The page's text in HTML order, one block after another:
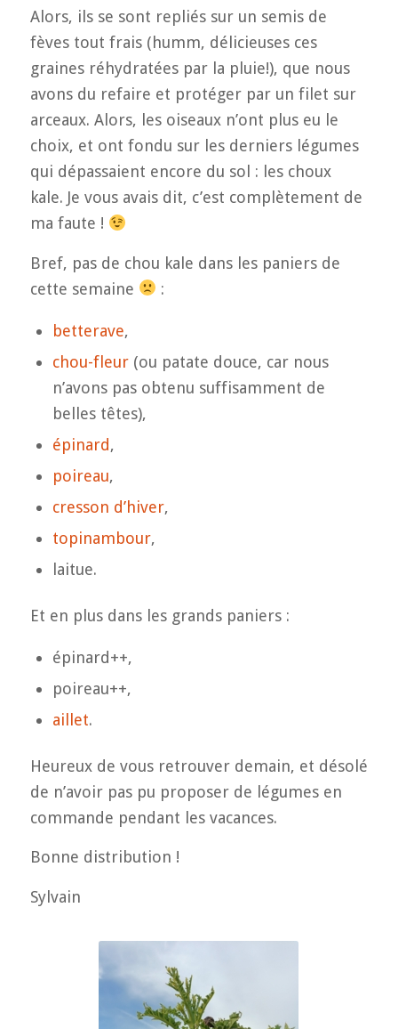
Alors, ils se sont repliés sur un semis de
fèves tout frais (humm, délicieuses ces
graines réhydratées par la pluie!), que nous
avons du refaire et protéger par un filet sur
arceaux. Alors, les oiseaux n’ont plus eu le
choix, et ont fondu sur les derniers légumes
qui dépassaient encore du sol : les choux
kale. Je vous avais dit, c’est complètement de
ma faute !
Bref, pas de chou kale dans les paniers de
cette semaine
:
betterave,
chou-fleur(ou patate douce, car nous
n’avons pas obtenu suffisamment de
belles têtes),
épinard,
poireau,
cresson d’hiver,
topinambour,
laitue.
Et en plus dans les grands paniers :
épinard++,
poireau++,
aillet.
Heureux de vous retrouver demain, et désolé
de n’avoir pas pu proposer de légumes en
commande pendant les vacances.
Bonne distribution !
Sylvain